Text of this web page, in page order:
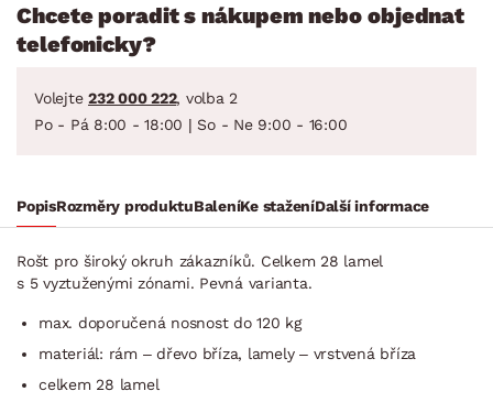
Chcete poradit s nákupem nebo objednat
telefonicky?
Volejte 232 000 222, volba 2
Po - Pá 8:00 - 18:00 | So - Ne 9:00 - 16:00
PopisRozměry produktuBaleníKe staženíDalší informace
Rošt pro široký okruh zákazníků. Celkem 28 lamel
s 5 vyztuženými zónami. Pevná varianta.
max. doporučená nosnost do 120 kg
materiál: rám – dřevo bříza, lamely – vrstvená bříza
celkem 28 lamel